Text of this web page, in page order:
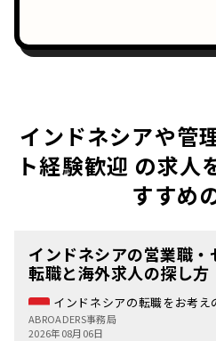
インドネシアや管
ト経験歓迎 の求人
すすめ
インドネシアの営業職
転職と海外求人の探し方
インドネシアの転職をお考え
ABROADERS事務局
2026年08月06日